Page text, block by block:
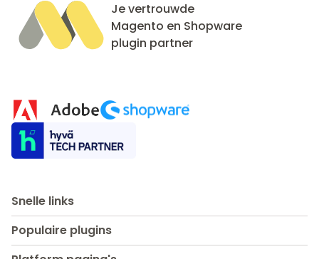
Je vertrouwde
Magento en Shopware
plugin partner
Snelle links
Populaire plugins